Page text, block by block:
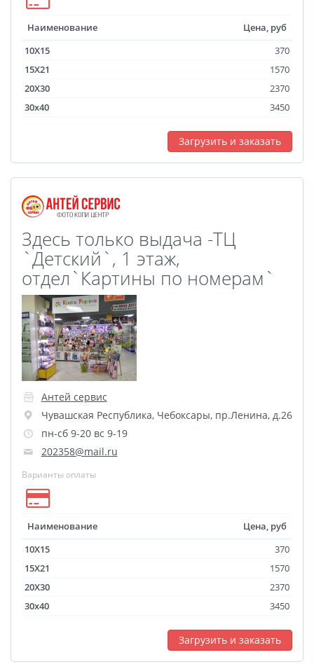
Сертификат
вакцинации
Фото на толстовках
Оживающая трек
пластинка
Фреймы в фоторамках
Инстаграм
Гекса История
Календарь на холсте
Новогодние мешки для
подарков
Школьный дневник
Сшивка документов
Бейджи
Наклейки для
маркетплейсов
Лазерная гравировка
Подарочные
сертификаты
3D-стикеры
Металлические
Инстакс
Наименование
Цена, руб
10X15
370
15X21
1570
20X30
2370
30x40
3450
Загрузить и заказать
Здесь только выдача -ТЦ
`Детский`, 1 этаж,
отдел`Картины по номерам`
Антей сервис
Чувашская Республика, Чебоксары, пр.Ленина, д.26
пн-сб 9-20 вс 9-19
202358@mail.ru
Варианты оплаты
Наименование
Цена, руб
10X15
370
15X21
1570
20X30
2370
30x40
3450
Загрузить и заказать